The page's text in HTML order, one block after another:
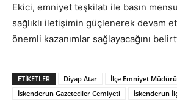
Ekici, emniyet teşkilatı ile basın
sağlıklı iletişimin güçlenerek devam
önemli kazanımlar sağlayacağını
ETIKETLER Diyap Atar
İlçe Emniyet
İskenderun Gazeteciler Cemiyeti
İskenderun